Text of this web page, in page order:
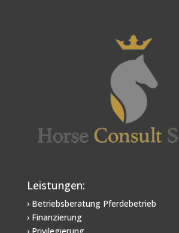
Leistungen:
› Betriebsberatung Pferdebetrieb
› Finanzierung